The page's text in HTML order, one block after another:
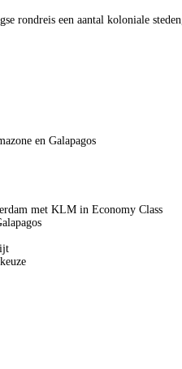
rondreis een aantal koloniale
en Galapagos
met KLM in Economy Class